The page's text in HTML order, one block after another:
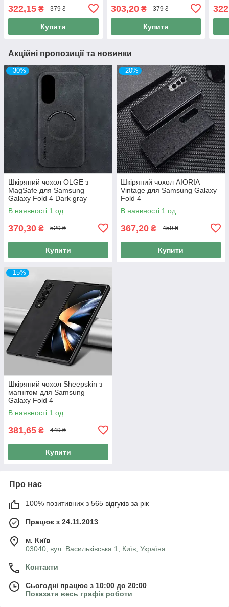
322,15 ₴ 379 ₴
Купити
303,20₴ 379 ₴
Купити
Акційні пропозиції та новинки
–30%
Шкіряний чохол OLGE з
MagSafe для Samsung
Galaxy Fold 4 Dark gray
В наявності 1 од.
370,30 ₴ 529 ₴
Купити
–20%
Шкіряний чохол AIORIA
Vintage для Samsung Galaxy
Fold 4
В наявності 1 од.
367,20 ₴ 459 ₴
Купити
–15%
Шкіряний чохол Sheepskin з
магнітом для Samsung
Galaxy Fold 4
В наявності 1 од.
381,65 ₴ 449 ₴
Купити
Про нас
100% позитивних з 565 відгуків за рік
Працює з 24.11.2013
м. Київ
03040, вул. Васильківська 1, Київ, Україна
Контакти
Сьогодні працює з 10:00 до 20:00
Показати весь графік роботи